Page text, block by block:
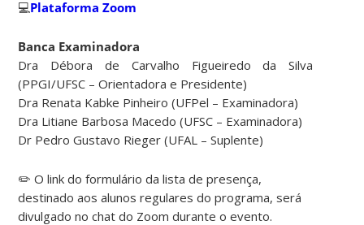
💻Plataforma Zoom
Banca Examinadora
Dra Débora de Carvalho Figueiredo da Silva
(PPGI/UFSC – Orientadora e Presidente)
Dra Renata Kabke Pinheiro (UFPel – Examinadora)
Dra Litiane Barbosa Macedo (UFSC – Examinadora)
Dr Pedro Gustavo Rieger (UFAL – Suplente)
✏️ O link do formulário da lista de presença,
destinado aos alunos regulares do programa, será
divulgado no chat do Zoom durante o evento.